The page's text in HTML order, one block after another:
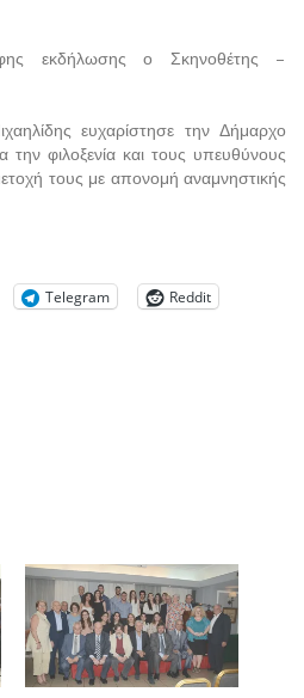
εκδήλωσης ο Σκηνοθέτης –
ευχαρίστησε την Δήμαρχο
φιλοξενία και τους υπευθύνους
τους με απονομή αναμνηστικής
Telegram
Reddit